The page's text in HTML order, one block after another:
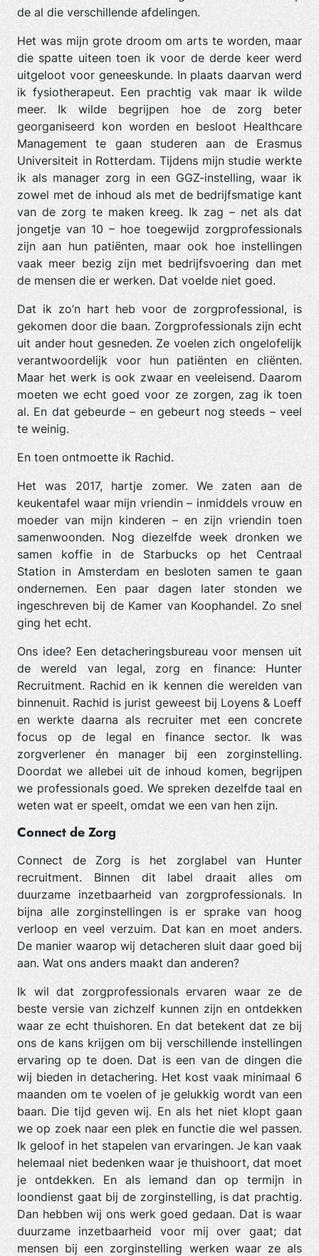
de al die verschillende afdelingen.
Het was mijn grote droom om arts te worden, maar
die spatte uiteen toen ik voor de derde keer werd
uitgeloot voor geneeskunde. In plaats daarvan werd
ik fysiotherapeut. Een prachtig vak maar ik wilde
meer. Ik wilde begrijpen hoe de zorg beter
georganiseerd kon worden en besloot Healthcare
Management te gaan studeren aan de Erasmus
Universiteit in Rotterdam. Tijdens mijn studie werkte
ik als manager zorg in een GGZ-instelling, waar ik
zowel met de inhoud als met de bedrijfsmatige kant
van de zorg te maken kreeg. Ik zag – net als dat
jongetje van 10 – hoe toegewijd zorgprofessionals
zijn aan hun patiënten, maar ook hoe instellingen
vaak meer bezig zijn met bedrijfsvoering dan met
de mensen die er werken. Dat voelde niet goed.
Dat ik zo’n hart heb voor de zorgprofessional, is
gekomen door die baan. Zorgprofessionals zijn echt
uit ander hout gesneden. Ze voelen zich ongelofelijk
verantwoordelijk voor hun patiënten en cliënten.
Maar het werk is ook zwaar en veeleisend. Daarom
moeten we echt goed voor ze zorgen, zag ik toen
al. En dat gebeurde – en gebeurt nog steeds – veel
te weinig.
En toen ontmoette ik Rachid.
Het was 2017, hartje zomer. We zaten aan de
keukentafel waar mijn vriendin – inmiddels vrouw en
moeder van mijn kinderen – en zijn vriendin toen
samenwoonden. Nog diezelfde week dronken we
samen koffie in de Starbucks op het Centraal
Station in Amsterdam en besloten samen te gaan
ondernemen. Een paar dagen later stonden we
ingeschreven bij de Kamer van Koophandel. Zo snel
ging het echt.
Ons idee? Een detacheringsbureau voor mensen uit
de wereld van legal, zorg en finance: Hunter
Recruitment. Rachid en ik kennen die werelden van
binnenuit. Rachid is jurist geweest bij Loyens & Loeff
en werkte daarna als recruiter met een concrete
focus op de legal en finance sector. Ik was
zorgverlener én manager bij een zorginstelling.
Doordat we allebei uit de inhoud komen, begrijpen
we professionals goed. We spreken dezelfde taal en
weten wat er speelt, omdat we een van hen zijn.
Connect de Zorg
Connect de Zorg is het zorglabel van Hunter
recruitment. Binnen dit label draait alles om
duurzame inzetbaarheid van zorgprofessionals. In
bijna alle zorginstellingen is er sprake van hoog
verloop en veel verzuim. Dat kan en moet anders.
De manier waarop wij detacheren sluit daar goed bij
aan. Wat ons anders maakt dan anderen?
Ik wil dat zorgprofessionals ervaren waar ze de
beste versie van zichzelf kunnen zijn en ontdekken
waar ze echt thuishoren. En dat betekent dat ze bij
ons de kans krijgen om bij verschillende instellingen
ervaring op te doen. Dat is een van de dingen die
wij bieden in detachering. Het kost vaak minimaal 6
maanden om te voelen of je gelukkig wordt van een
baan. Die tijd geven wij. En als het niet klopt gaan
we op zoek naar een plek en functie die wel passen.
Ik geloof in het stapelen van ervaringen. Je kan vaak
helemaal niet bedenken waar je thuishoort, dat moet
je ontdekken. En als iemand dan op termijn in
loondienst gaat bij de zorginstelling, is dat prachtig.
Dan hebben wij ons werk goed gedaan. Dat is waar
duurzame inzetbaarheid voor mij over gaat; dat
mensen bij een zorginstelling werken waar ze als